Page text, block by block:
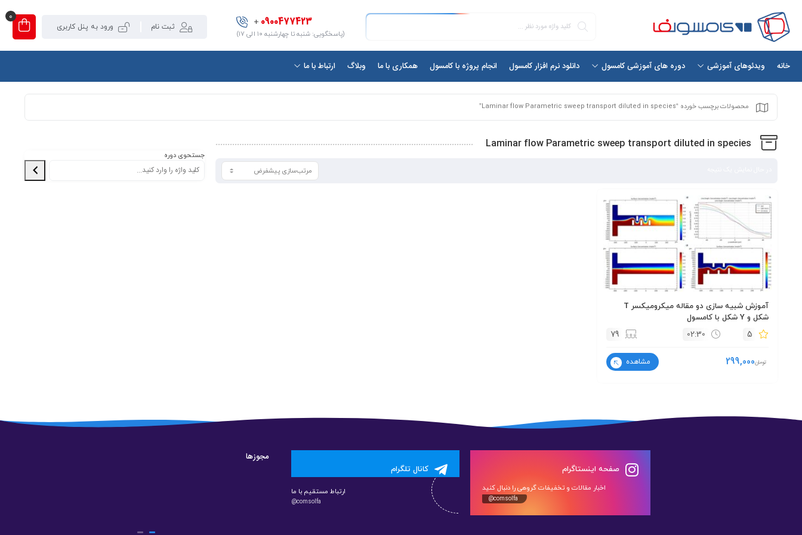
0900477423
+
(پاسخگویی: شنبه تا چهارشنبه ۱۰ الی ۱۷)
ثبت نام ورود به پنل کاربری
0
خانه ویدئوهای آموزشی دوره های آموزشی کامسول دانلود نرم افزار کامسول انجام پروژه با کامسول همکاری با ما وبلاگ ارتباط با ما
محصولات برچسب خورده “Laminar flow Parametric sweep transport diluted in species”
Laminar flow Parametric sweep transport diluted in species
آموزش شبیه سازی دو مقاله میکرومیکسر T
شکل و Y شکل با کامسول
5
02:30
79
تومان299,000 مشاهده
جستحوی دوره
صفحه اینستاگرام
اخبار مقالات و تخفیفات گروهی را دنبال کنید
@comsolfa
کانال تلگرام
ارتباط مستقیم با ما
@comsolfa
مجوزها